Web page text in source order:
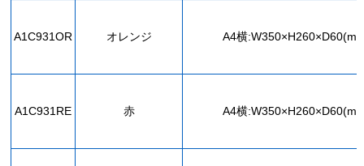
A1C931OR オレンジ A4横
A1C931RE 赤 A4横